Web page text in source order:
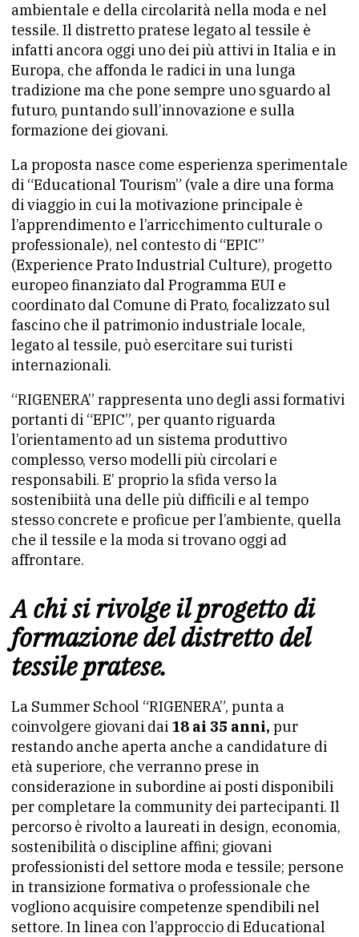
ambientale e della circolarità nella moda e nel
tessile. Il distretto pratese legato al tessile è
infatti ancora oggi uno dei più attivi in Italia e in
Europa, che affonda le radici in una lunga
tradizione ma che pone sempre uno sguardo al
futuro, puntando sull’innovazione e sulla
formazione dei giovani.
La proposta nasce come esperienza sperimentale
di “Educational Tourism” (vale a dire una forma
di viaggio in cui la motivazione principale è
l’apprendimento e l’arricchimento culturale o
professionale), nel contesto di “EPIC”
(Experience Prato Industrial Culture), progetto
europeo finanziato dal Programma EUI e
coordinato dal Comune di Prato, focalizzato sul
fascino che il patrimonio industriale locale,
legato al tessile, può esercitare sui turisti
internazionali.
“RIGENERA” rappresenta uno degli assi formativi
portanti di “EPIC”, per quanto riguarda
l’orientamento ad un sistema produttivo
complesso, verso modelli più circolari e
responsabili. E’ proprio la sfida verso la
sostenibiità una delle più difficili e al tempo
stesso concrete e proficue per l’ambiente, quella
che il tessile e la moda si trovano oggi ad
affrontare.
A chi si rivolge il progetto di
formazione del distretto del
tessile pratese.
La Summer School “RIGENERA”, punta a
coinvolgere giovani dai 18 ai 35 anni, pur
restando anche aperta anche a candidature di
età superiore, che verranno prese in
considerazione in subordine ai posti disponibili
per completare la community dei partecipanti. Il
percorso è rivolto a laureati in design, economia,
sostenibilità o discipline affini; giovani
professionisti del settore moda e tessile; persone
in transizione formativa o professionale che
vogliono acquisire competenze spendibili nel
settore. In linea con l’approccio di Educational